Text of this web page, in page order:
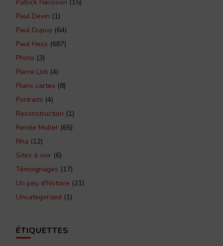
Patrick Nerisson (15)
Paul Devin (1)
Paul Dupuy (64)
Paul Hess (687)
Photo (3)
Pierre Loti (4)
Plans cartes (8)
Portraits (4)
Reconstruction (1)
Renée Muller (65)
Rha (12)
Sites à voir (6)
Témoignages (17)
Un peu d'histoire (21)
Uncategorized (1)
ÉTIQUETTES